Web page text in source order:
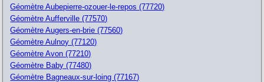
Géomètre Aubepierre-ozouer-le-repos (77720)
Géomètre Aufferville (77570)
Géomètre Augers-en-brie (77560)
Géomètre Aulnoy (77120)
Géomètre Avon (77210)
Géomètre Baby (77480)
Géomètre Bagneaux-sur-loing (77167)